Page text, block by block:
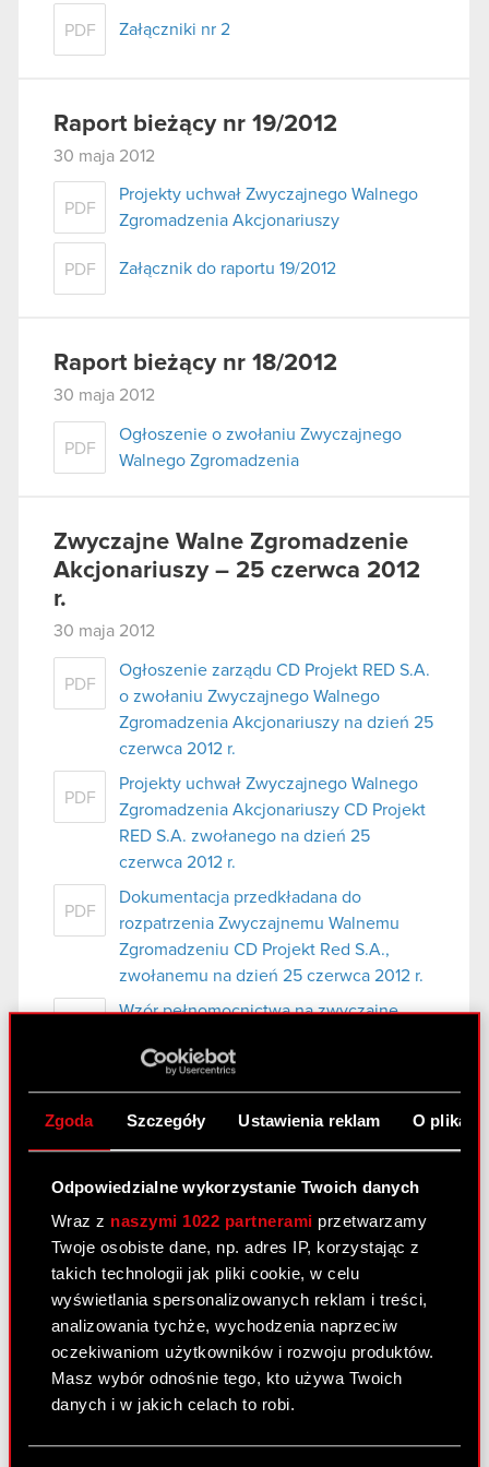
Zgoda Szczegóły Ustawienia reklam O
Odpowiedzialne wykorzystanie Twoich danych
Wraz z naszymi 1022 partnerami przetwarzamy
Twoje osobiste dane, np. adres IP, korzystając z
takich technologii jak pliki cookie, w celu
wyświetlania spersonalizowanych reklam i treści,
analizowania tychże, wychodzenia naprzeciw
oczekiwaniom użytkowników i rozwoju produktów.
Masz wybór odnośnie tego, kto używa Twoich
danych i w jakich celach to robi.
PDF Załączniki nr 2
Raport bieżący nr 19/2012
30 maja 2012
PDF
Projekty uchwał Zwyczajnego Walnego
Zgromadzenia Akcjonariuszy
PDF Załącznik do raportu 19/2012
Raport bieżący nr 18/2012
30 maja 2012
PDF
Ogłoszenie o zwołaniu Zwyczajnego
Walnego Zgromadzenia
Zwyczajne Walne Zgromadzenie
Akcjonariuszy – 25 czerwca 2012
r.
30 maja 2012
PDF
Ogłoszenie zarządu CD Projekt RED S.A.
o zwołaniu Zwyczajnego Walnego
Zgromadzenia Akcjonariuszy na dzień 25
czerwca 2012 r.
PDF
Projekty uchwał Zwyczajnego Walnego
Zgromadzenia Akcjonariuszy CD Projekt
RED S.A. zwołanego na dzień 25
czerwca 2012 r.
PDF
Dokumentacja przedkładana do
rozpatrzenia Zwyczajnemu Walnemu
Zgromadzeniu CD Projekt Red S.A.,
zwołanemu na dzień 25 czerwca 2012 r.
Wzór pełnomocnictwa na zwyczajne
zwołane na 25 czerwca 2012 r.
Letnia Konferencja CD PROJEKT
PDF
Prezentacja z Letniej Konferencji CD
Projekt RED [EN]
Raport bieżący nr 17/2012
28 maja 2012
sprawozdań finansowych za 2012 rok